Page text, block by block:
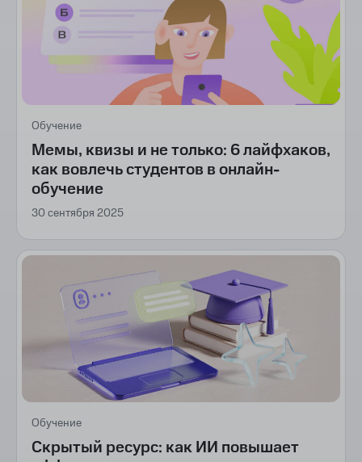
Обучение
Мемы, квизы и не только: 6 лайфхаков,
как вовлечь студентов в онлайн-
обучение
30 сентября 2025
Обучение
Скрытый ресурс: как ИИ повышает